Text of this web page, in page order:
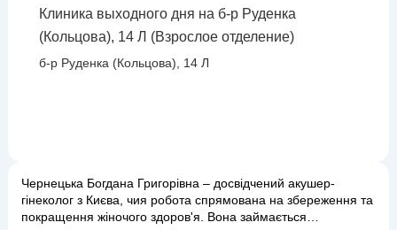
Клиника выходного дня на б-р Руденка
(Кольцова), 14 Л (Взрослое отделение)
б-р Руденка (Кольцова), 14 Л
Чернецька Богдана Григорівна – досвідчений акушер-
гінеколог з Києва, чия робота спрямована на збереження та
покращення жіночого здоров'я. Вона займається